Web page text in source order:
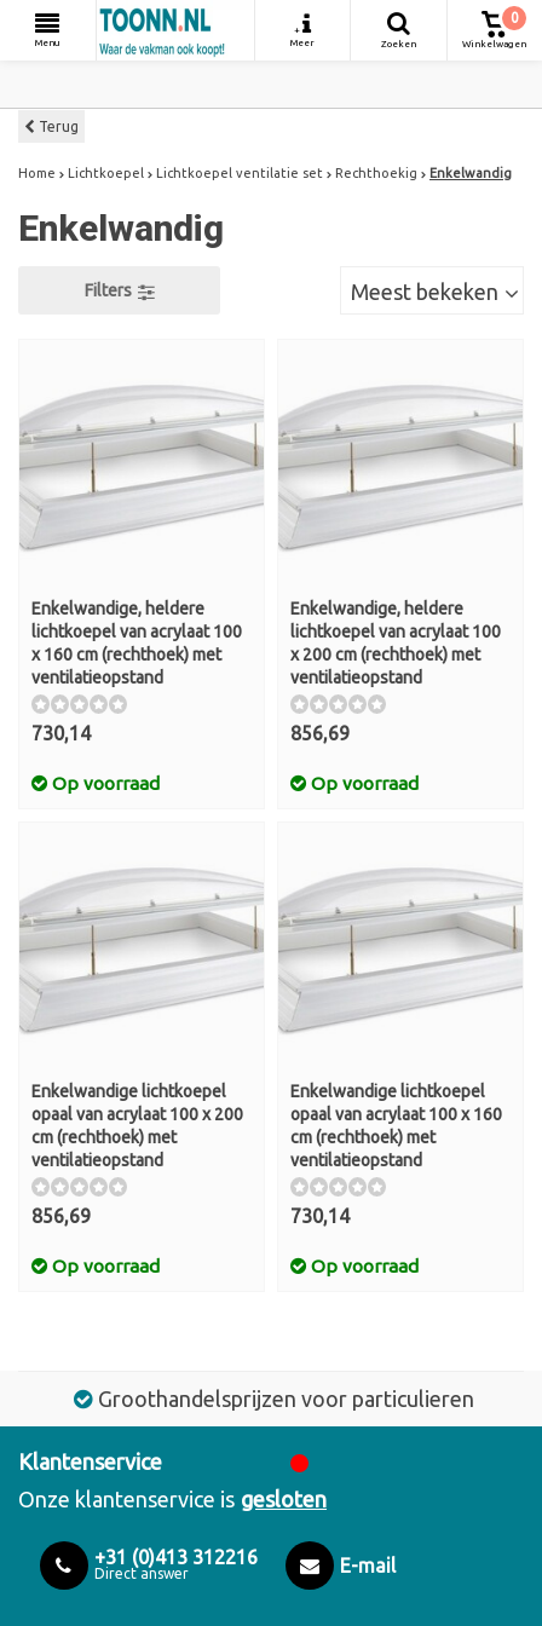
Menu
+
Meer
Zoeken
0
Winkelwagen
Terug
Home Lichtkoepel Lichtkoepel ventilatie set Rechthoekig Enkelwandig
Enkelwandig
Filters Meest bekeken
Enkelwandige, heldere
lichtkoepel van acrylaat 100
x 160 cm (rechthoek) met
ventilatieopstand
730,14
Op voorraad
Enkelwandige, heldere
lichtkoepel van acrylaat 100
x 200 cm (rechthoek) met
ventilatieopstand
856,69
Op voorraad
Enkelwandige lichtkoepel
opaal van acrylaat 100 x 200
cm (rechthoek) met
ventilatieopstand
856,69
Op voorraad
Enkelwandige lichtkoepel
opaal van acrylaat 100 x 160
cm (rechthoek) met
ventilatieopstand
730,14
Op voorraad
Groothandelsprijzen voor particulieren
Klantenservice
Onze klantenservice is gesloten
+31 (0)413 312216
Direct answer E-mail